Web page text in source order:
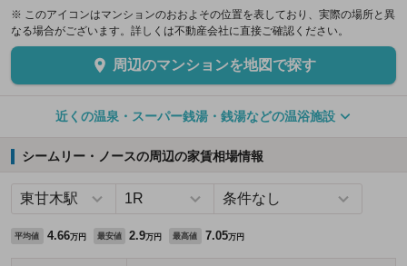
※ このアイコンはマンションのおおよその位置を表しており、実際の場所と異
なる場合がございます。詳しくは不動産会社に直接ご確認ください。
周辺のマンションを地図で探す
近くの温泉・スーパー銭湯・銭湯などの温浴施設
シームリー・ノースの周辺の家賃相場情報
平均値 4.66万円 最安値 2.9万円 最高値 7.05万円